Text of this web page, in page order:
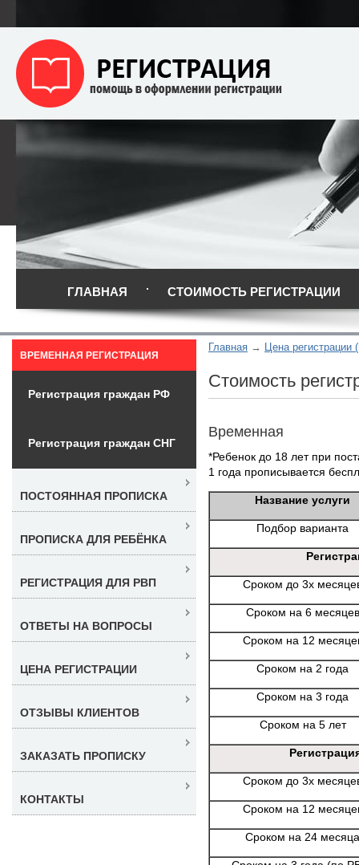
ГЛАВНАЯ СТОИМОСТЬ РЕГИСТРАЦИИ
Главная Цена регистрации
Стоимость
Временная
*Ребенок до 18 лет при
1 года прописывается
Название услуги
Подбор варианта
Сроком до 3х
Сроком на 6 месяцев
Сроком на 12
Сроком на 2 года
Сроком на 3 года
Сроком на 5 лет
Сроком до 3х
Сроком на 12
Сроком на 24 месяца
ВРЕМЕННАЯ РЕГИСТРАЦИЯ
Регистрация граждан РФ
Регистрация граждан СНГ
ПОСТОЯННАЯ ПРОПИСКА
ПРОПИСКА ДЛЯ РЕБЁНКА
РЕГИСТРАЦИЯ ДЛЯ РВП
ОТВЕТЫ НА ВОПРОСЫ
ЦЕНА РЕГИСТРАЦИИ
ОТЗЫВЫ КЛИЕНТОВ
ЗАКАЗАТЬ ПРОПИСКУ
КОНТАКТЫ